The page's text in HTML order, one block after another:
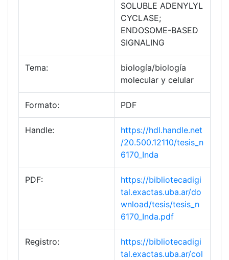
SOLUBLE ADENYLYL
CYCLASE;
ENDOSOME-BASED
SIGNALING
Tema:
biología/biología
molecular y celular
Formato: PDF
Handle:
https://hdl.handle.net
/20.500.12110/tesis_n
6170_Inda
PDF:
https://bibliotecadigi
tal.exactas.uba.ar/do
wnload/tesis/tesis_n
6170_Inda.pdf
Registro:
https://bibliotecadigi
tal.exactas.uba.ar/col